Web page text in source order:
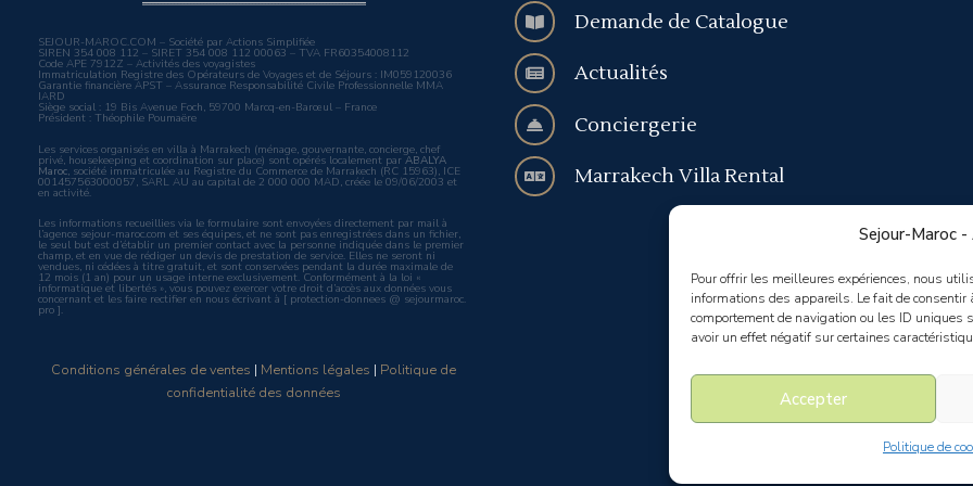
Sejour-Maroc -
Pour offrir les meilleures expériences, nous
informations des appareils. Le fait de
comportement de navigation ou les ID uniques
avoir un effet négatif sur certaines
Accepter
Politique de
SEJOUR-MAROC.COM – Société par Actions Simplifiée
SIREN 354 008 112 – SIRET 354 008 112 00063 – TVA FR60354008112
Code APE 7912Z – Activités des voyagistes
Immatriculation Registre des Opérateurs de Voyages et de Séjours : IM059120036
Garantie financière APST – Assurance Responsabilité Civile Professionnelle MMA
IARD
Siège social : 19 Bis Avenue Foch, 59700 Marcq-en-Barœul – France
Président : Théophile Poumaëre
Les services organisés en villa à Marrakech (ménage, gouvernante, concierge, chef
privé, housekeeping et coordination sur place) sont opérés localement parABALYA
Maroc, société immatriculée au Registre du Commerce de Marrakech (RC 15963), ICE
001457563000057, SARL AU au capital de 2 000 000 MAD, créée le 09/06/2003 et
en activité.
Les informations recueillies via le formulaire sont envoyées directement par mail à
l’agence sejour-maroc.com et ses équipes, et ne sont pas enregistrées dans un fichier,
le seul but est d’établir un premier contact avec la personne indiquée dans le premier
champ, et en vue de rédiger un devis de prestation de service. Elles ne seront ni
vendues, ni cédées à titre gratuit, et sont conservées pendant la durée maximale de
12 mois (1 an) pour un usage interne exclusivement. Conformément à la loi «
informatique et libertés », vous pouvez exercer votre droit d’accès aux données vous
concernant et les faire rectifier en nous écrivant à [ protection-donnees @ sejourmaroc.
pro ].
Conditions générales de ventes | Mentions légales | Politique de
confidentialité des données
Demande de Catalogue
Actualités
Conciergerie
Marrakech Villa Rental